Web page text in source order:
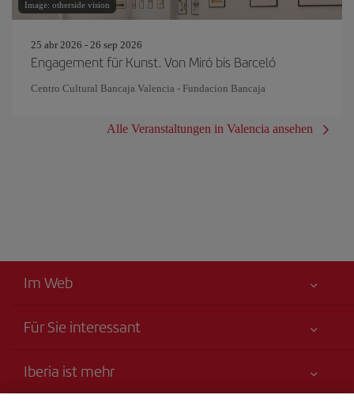
Image: otherside vision
25 abr 2026 - 26 sep 2026
Engagement für Kunst. Von Miró bis Barceló
Centro Cultural Bancaja Valencia - Fundacion Bancaja
Alle Veranstaltungen in Valencia ansehen
Im Web
Für Sie interessant
Erklärung zur Barrierefreiheit
Iberia ist mehr